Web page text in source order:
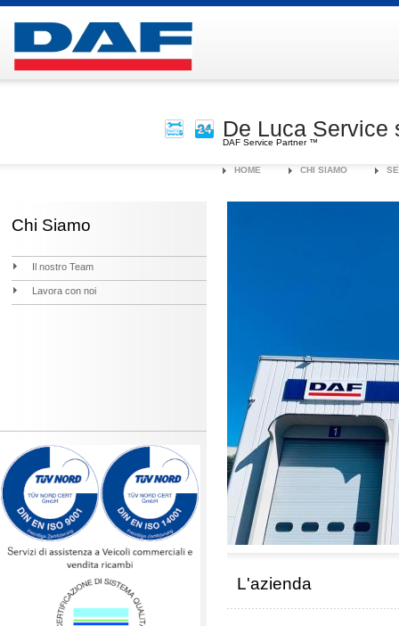
De Luca Service
DAF Service Partner ™
HOME CHI SIAMO
Chi Siamo
Il nostro Team
Lavora con noi
L'azienda